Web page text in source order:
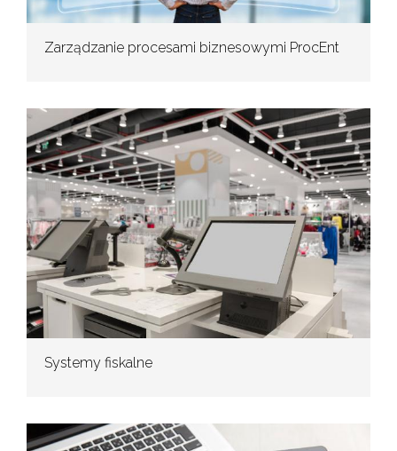
Zarządzanie procesami biznesowymi ProcEnt
Systemy fiskalne